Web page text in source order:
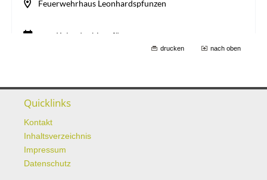
drucken nach oben
Quicklinks
Kontakt
Inhaltsverzeichnis
Impressum
Datenschutz